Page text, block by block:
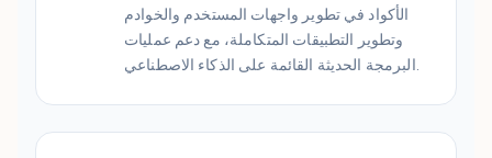
الأكواد في تطوير واجهات المستخدم والخوادم
وتطوير التطبيقات المتكاملة، مع دعم عمليات